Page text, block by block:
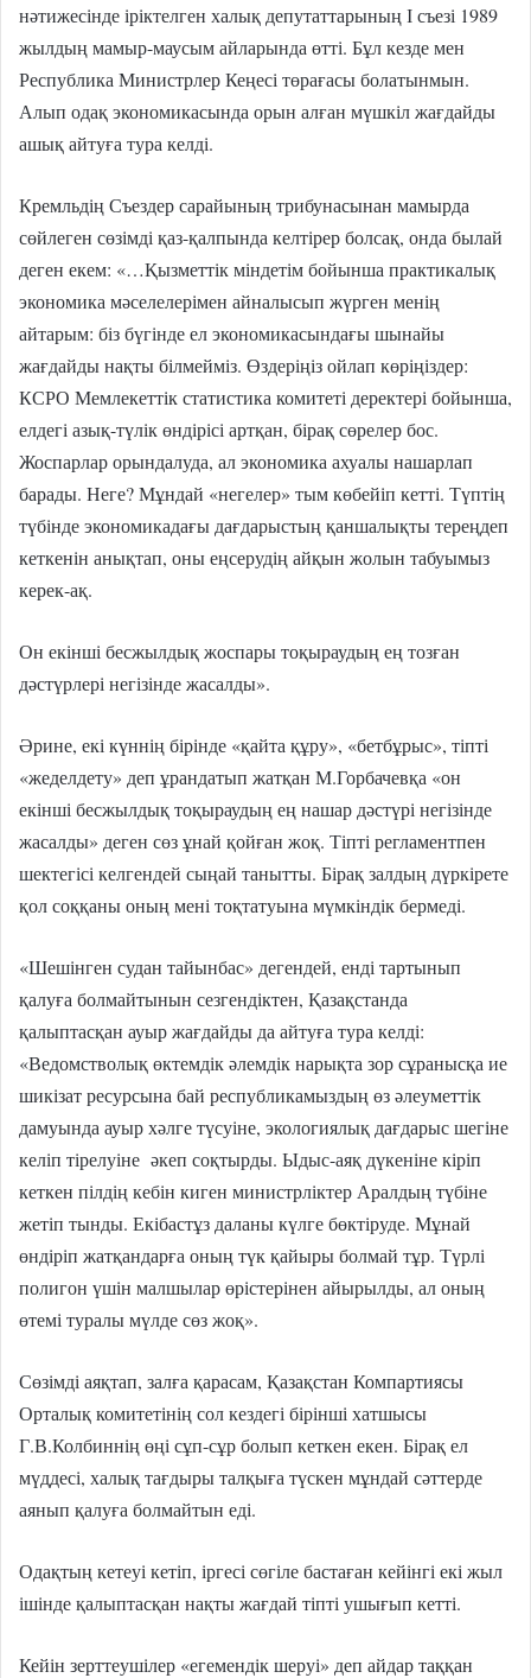
нәтижесінде іріктелген халық депутаттарының І съезі 1989
жылдың мамыр-маусым айларында өтті. Бұл кезде мен
Республика Министрлер Кеңесі төрағасы болатынмын.
Алып одақ экономикасында орын алған мүшкіл жағдайды
ашық айтуға тура келді.
Кремльдің Съездер сарайының трибунасынан мамырда
сөйлеген сөзімді қаз-қалпында келтірер болсақ, онда былай
деген екем: «…Қызметтік міндетім бойынша практикалық
экономика мәселелерімен айналысып жүрген менің
айтарым: біз бүгінде ел экономикасындағы шынайы
жағдайды нақты білмейміз. Өздеріңіз ойлап көріңіздер:
КСРО Мемлекеттік статистика комитеті деректері бойынша,
елдегі азық-түлік өндірісі артқан, бірақ сөрелер бос.
Жоспарлар орындалуда, ал экономика ахуалы нашарлап
барады. Неге? Мұндай «негелер» тым көбейіп кетті. Түптің
түбінде экономикадағы дағдарыстың қаншалықты тереңдеп
кеткенін анықтап, оны еңсерудің айқын жолын табуымыз
керек-ақ.
Он екінші бесжылдық жоспары тоқыраудың ең тозған
дәстүрлері негізінде жасалды».
Әрине, екі күннің бірінде «қайта құру», «бетбұрыс», тіпті
«жеделдету» деп ұрандатып жатқан М.Горбачевқа «он
екінші бесжылдық тоқыраудың ең нашар дәстүрі негізінде
жасалды» деген сөз ұнай қойған жоқ. Тіпті регламентпен
шектегісі келгендей сыңай танытты. Бірақ залдың дүркірете
қол соққаны оның мені тоқтатуына мүмкіндік бермеді.
«Шешінген судан тайынбас» дегендей, енді тартынып
қалуға болмайтынын сезгендіктен, Қазақстанда
қалыптасқан ауыр жағдайды да айтуға тура келді:
«Ведомстволық өктемдік әлемдік нарықта зор сұранысқа ие
шикізат ресурсына бай республикамыздың өз әлеуметтік
дамуында ауыр хәлге түсуіне, экологиялық дағдарыс шегіне
келіп тірелуіне әкеп соқтырды. Ыдыс-аяқ дүкеніне кіріп
кеткен пілдің кебін киген министрліктер Аралдың түбіне
жетіп тынды. Екібастұз даланы күлге бөктіруде. Мұнай
өндіріп жатқандарға оның түк қайыры болмай тұр. Түрлі
полигон үшін малшылар өрістерінен айырылды, ал оның
өтемі туралы мүлде сөз жоқ».
Сөзімді аяқтап, залға қарасам, Қазақстан Компартиясы
Орталық комитетінің сол кездегі бірінші хатшысы
Г.В.Колбиннің өңі сұп-сұр болып кеткен екен. Бірақ ел
мүддесі, халық тағдыры талқыға түскен мұндай сәттерде
аянып қалуға болмайтын еді.
Одақтың кетеуі кетіп, іргесі сөгіле бастаған кейінгі екі жыл
ішінде қалыптасқан нақты жағдай тіпті ушығып кетті.
Кейін зерттеушілер «егемендік шеруі» деп айдар таққан